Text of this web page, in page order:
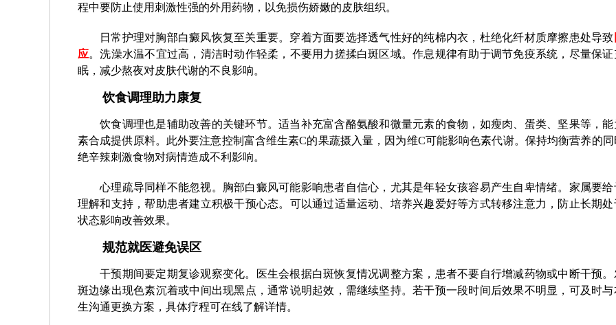
程中要防止使用刺激性强的外用药物，以免损伤娇嫩的皮肤组织。
日常护理对胸部白癜风恢复至关重要。穿着方面要选择透气性好的纯棉内衣，杜绝化纤材质摩擦患处导致
应。洗澡水温不宜过高，清洁时动作轻柔，不要用力搓揉白斑区域。作息规律有助于调节免疫系统，尽量保
眠，减少熬夜对皮肤代谢的不良影响。
饮食调理助力康复
饮食调理也是辅助改善的关键环节。适当补充富含酪氨酸和微量元素的食物，如瘦肉、蛋类、坚果等，能
素合成提供原料。此外要注意控制富含维生素C的果蔬摄入量，因为维C可能影响色素代谢。保持均衡营养的
绝辛辣刺激食物对病情造成不利影响。
心理疏导同样不能忽视。胸部白癜风可能影响患者自信心，尤其是年轻女孩容易产生自卑情绪。家属要给
理解和支持，帮助患者建立积极干预心态。可以通过适量运动、培养兴趣爱好等方式转移注意力，防止长期处
状态影响改善效果。
规范就医避免误区
干预期间要定期复诊观察变化。医生会根据白斑恢复情况调整方案，患者不要自行增减药物或中断干预。
斑边缘出现色素沉着或中间出现黑点，通常说明起效，需继续坚持。若干预一段时间后效果不明显，可及时与
生沟通更换方案，具体疗程可在线了解详情。